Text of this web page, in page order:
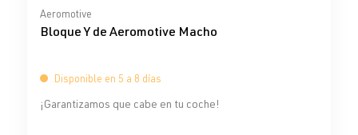
Calificación promedio de 0 de 5 estrellas
Aeromotive
Bloque Y de Aeromotive Macho
Disponible en 5 a 8 días
¡Garantizamos que cabe en tu coche!